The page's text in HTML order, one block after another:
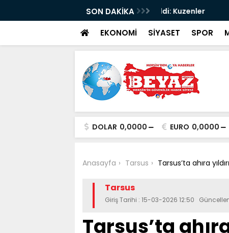
SON DAKİKA
ölü sayısı 2’ye yükseldi: Kuzenler Mersin’de sıcak
EKONOMİ SİYASET SPOR
DOLAR 0,0000 EURO 0,0000
Anasayfa Tarsus Tarsus’ta ahıra
Tarsus
Giriş Tarihi : 15-03-2026 12:50
Tarsus’ta